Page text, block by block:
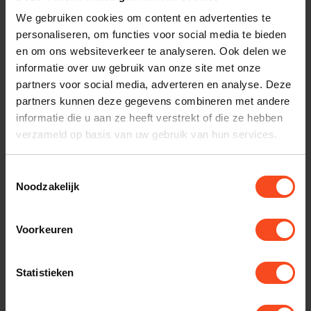
We gebruiken cookies om content en advertenties te
personaliseren, om functies voor social media te bieden
en om ons websiteverkeer te analyseren. Ook delen we
informatie over uw gebruik van onze site met onze
partners voor social media, adverteren en analyse. Deze
partners kunnen deze gegevens combineren met andere
informatie die u aan ze heeft verstrekt of die ze hebben
verzameld op basis van uw gebruik van hun services.
Noodzakelijk
Voorkeuren
Statistieken
nodig bij je bestelling? Neem contact op met onze
klantenservice.
Interesse in product
Maak een luisterafspraak
Productomschrijving
Reviews